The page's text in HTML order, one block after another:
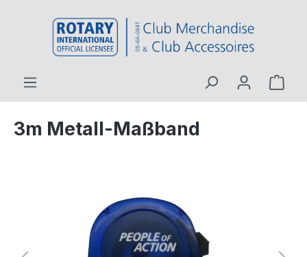
3m Metall-Maßband